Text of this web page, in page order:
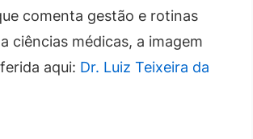
comenta gestão e rotinas
ciências médicas, a imagem
aqui: Dr. Luiz Teixeira da